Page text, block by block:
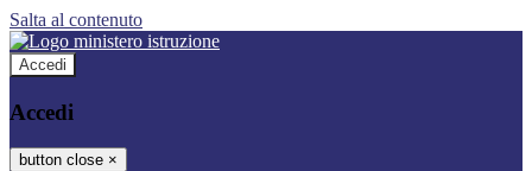
Salta al contenuto
Accedi
Accedi
button close ×